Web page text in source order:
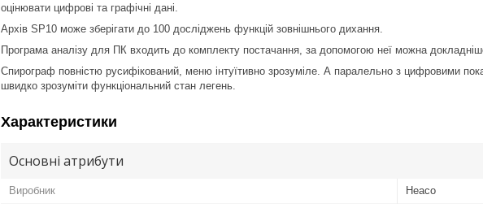
оцінювати цифрові та графічні дані.
Архів SP10 може зберігати до 100 досліджень функцій зовнішнього дихання.
Програма аналізу для ПК входить до комплекту постачання, за допомогою неї можна
Спирограф повністю русифікований, меню інтуїтивно зрозуміле. А паралельно з цифровими
швидко зрозуміти функціональний стан легень.
Характеристики
Основні атрибути
Виробник Heaco